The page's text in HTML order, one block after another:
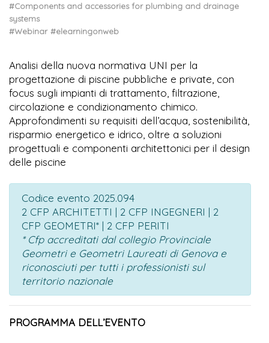
#Components and accessories for plumbing and drainage
systems
#Webinar #elearningonweb
Analisi della nuova normativa UNI per la
progettazione di piscine pubbliche e private, con
focus sugli impianti di trattamento, filtrazione,
circolazione e condizionamento chimico.
Approfondimenti su requisiti dell’acqua, sostenibilità,
risparmio energetico e idrico, oltre a soluzioni
progettuali e componenti architettonici per il design
delle piscine
Codice evento 2025.094
2 CFP ARCHITETTI | 2 CFP INGEGNERI | 2
CFP GEOMETRI* | 2 CFP PERITI
* Cfp accreditati dal collegio Provinciale
Geometri e Geometri Laureati di Genova e
riconosciuti per tutti i professionisti sul
territorio nazionale
PROGRAMMA DELL’EVENTO